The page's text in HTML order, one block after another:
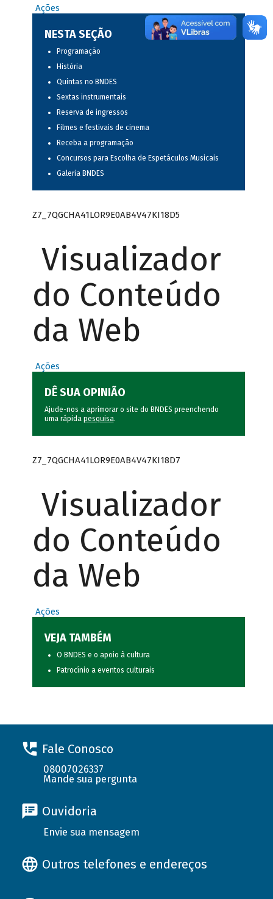
Ações
NESTA SEÇÃO
Programação
História
Quintas no BNDES
Sextas instrumentais
Reserva de ingressos
Filmes e festivais de cinema
Receba a programação
Concursos para Escolha de Espetáculos Musicais
Galeria BNDES
Z7_7QGCHA41LOR9E0AB4V47KI18D5
Visualizador
do Conteúdo
da Web
Ações
DÊ SUA OPINIÃO
Ajude-nos a aprimorar o site do BNDES preenchendo
uma rápida pesquisa.
Z7_7QGCHA41LOR9E0AB4V47KI18D7
Visualizador
do Conteúdo
da Web
Ações
VEJA TAMBÉM
O BNDES e o apoio à cultura
Patrocínio a eventos culturais
Fale Conosco
08007026337
Mande sua pergunta
Ouvidoria
Envie sua mensagem
Outros telefones e endereços